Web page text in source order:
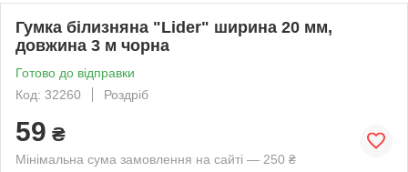
Гумка білизняна "Lider" ширина 20 мм,
довжина 3 м чорна
Готово до відправки
Код: 32260
Роздріб
59 ₴
Мінімальна сума замовлення на сайті — 250 ₴